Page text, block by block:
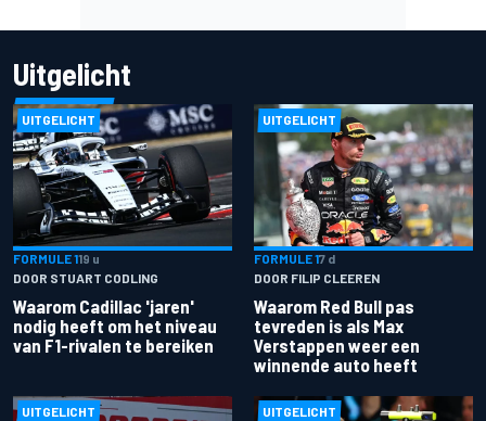
Uitgelicht
UITGELICHT
FORMULE 119 u
DOOR STUART CODLING
Waarom Cadillac 'jaren'
nodig heeft om het niveau
van F1-rivalen te bereiken
UITGELICHT
FORMULE 17 d
DOOR FILIP CLEEREN
Waarom Red Bull pas
tevreden is als Max
Verstappen weer een
winnende auto heeft
UITGELICHT UITGELICHT